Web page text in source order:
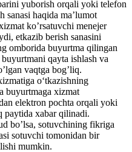
yuborish orqali yoki telefon
sanasi haqida ma’lumot
ko’rsatuvchi menejer
etkazib berish sanasini
omborida buyurtma qilingan
qayta ishlash va
vaqtga bog’liq.
o‘tkazishning
buyurtmaga xizmat
elektron pochta orqali yoki
paytida xabar qilinadi.
bo’lsa, sotuvchining fikriga
sotuvchi tomonidan bir
mumkin.